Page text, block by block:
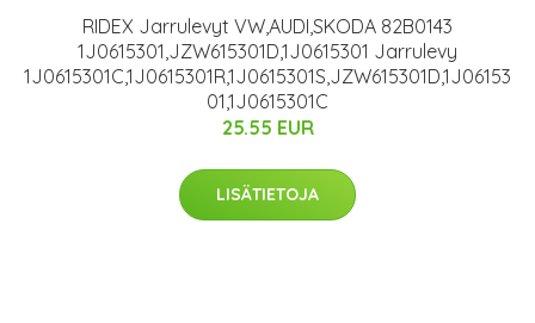
RIDEX Jarrulevyt VW,AUDI,SKODA 82B0143
1J0615301,JZW615301D,1J0615301 Jarrulevy
1J0615301C,1J0615301R,1J0615301S,JZW615301D,1J06153
01,1J0615301C
25.55 EUR
LISÄTIETOJA